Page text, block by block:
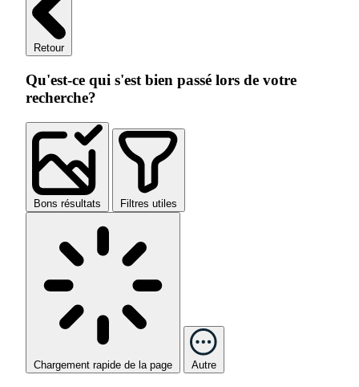
Retour
Qu'est-ce qui s'est bien passé lors de votre
recherche?
Bons résultats Filtres utiles
Chargement rapide de la page Autre